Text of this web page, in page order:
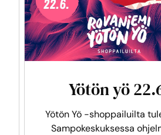
Yötön yö
Yötön Yö -shoppailuilta
Sampokeskuksessa